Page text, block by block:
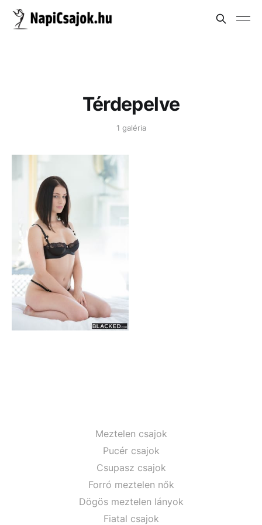
Térdepelve
1 galéria
Meztelen csajok
Pucér csajok
Csupasz csajok
Forró meztelen nők
Dögös meztelen lányok
Fiatal csajok